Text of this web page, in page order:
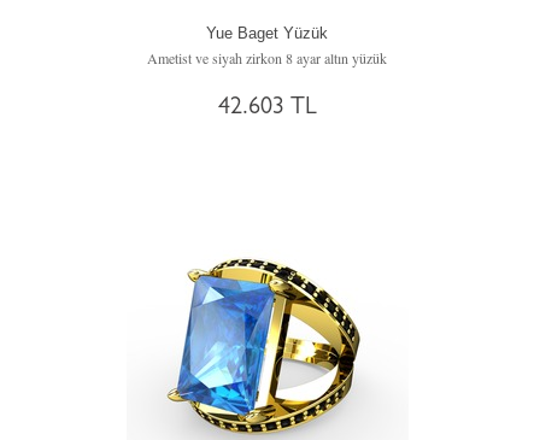
Yue Baget Yüzük
Ametist ve siyah zirkon 8 ayar altın yüzük
42.603 TL